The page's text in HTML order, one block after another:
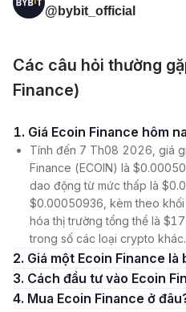
@bybit_official
Các câu hỏi thường
Finance)
1. Giá Ecoin Finance hôm
Tính đến 7 Th08 2026, giá
Finance (ECOIN) là
dao động từ mức thấp là
$0.00050936, kèm theo
hóa thị trường tổng thể là
trong số các loại crypto khác.
2. Giá một Ecoin Finance
3. Cách đầu tư vào Ecoin
4. Mua Ecoin Finance ở